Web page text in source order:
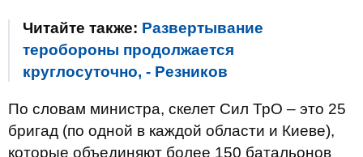
Читайте также: Развертывание
теробороны продолжается
круглосуточно, - Резников
По словам министра, скелет Сил ТрО – это 25
бригад (по одной в каждой области и Киеве),
которые объединяют более 150 батальонов